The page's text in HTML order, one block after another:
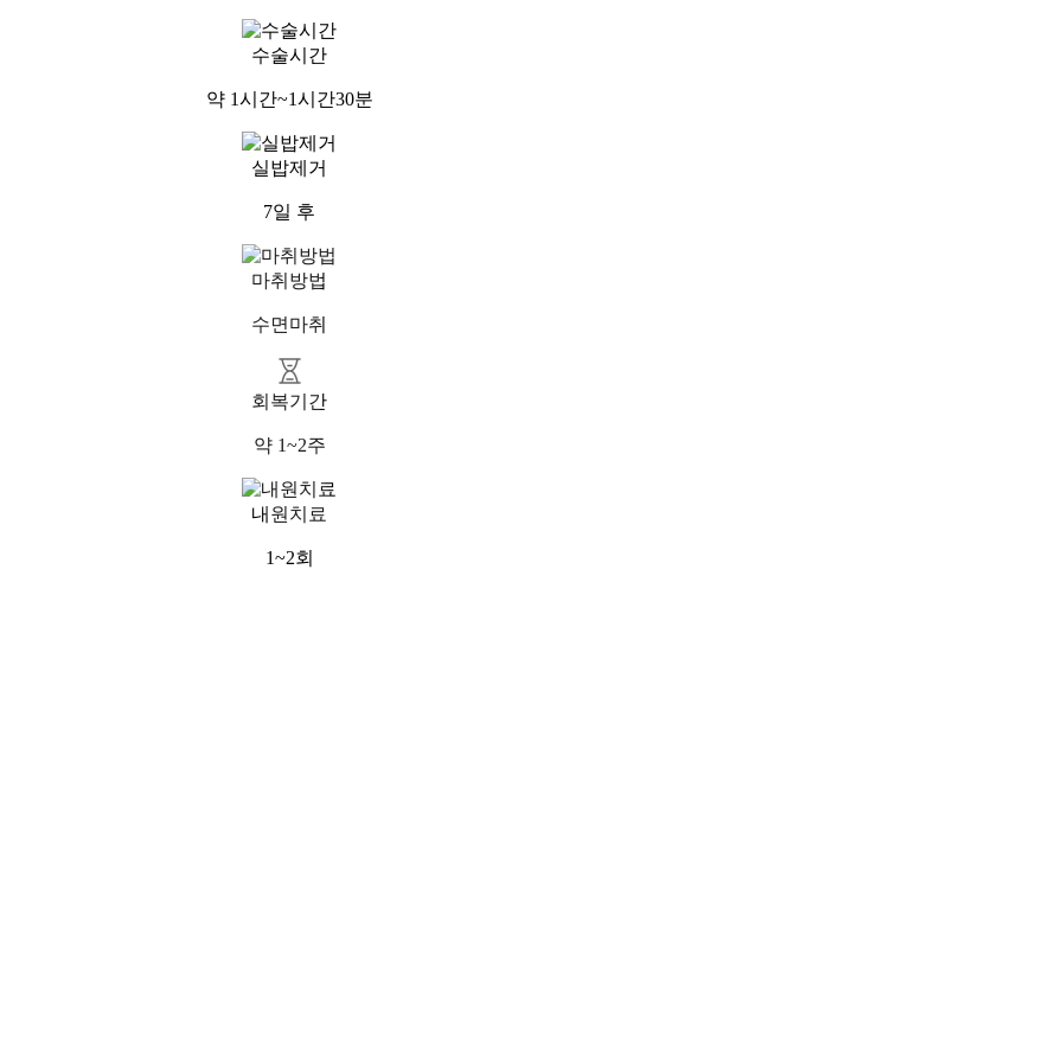
수술시간
약 1시간~1시간30분
실밥제거
7일 후
마취방법
수면마취
회복기간
약 1~2주
내원치료
1~2회